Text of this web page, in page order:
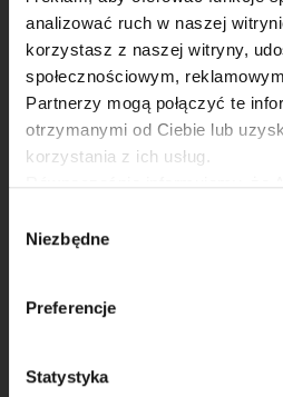
analizować ruch w naszej
korzystasz z naszej witryny,
społecznościowym,
Partnerzy mogą połączyć te
otrzymanymi od Ciebie lub
korzystania z ich usług.
Gdańsk (80-339) adres:
informacji o przetwarzaniu
prywatności.
zgody
Niezbędne
Preferencje
Statystyka
kuchenna. Pięknie